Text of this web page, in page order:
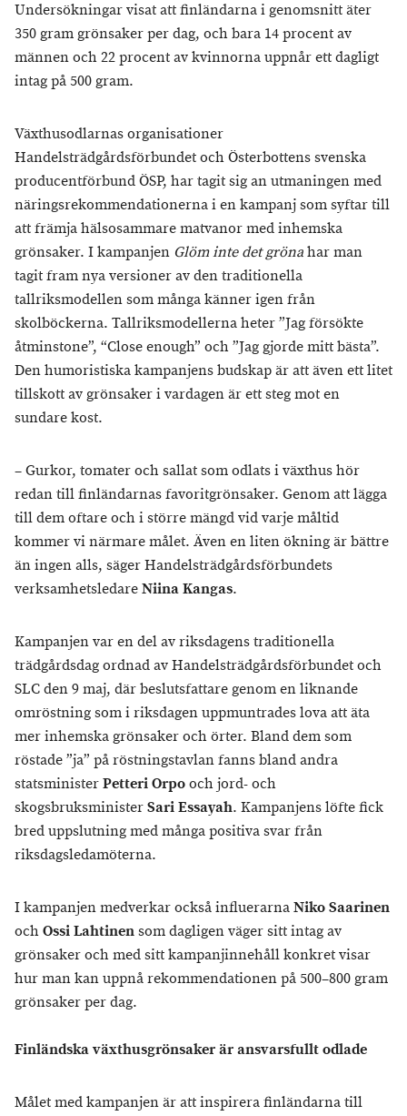
Undersökningar visat att finländarna i genomsnitt äter
350 gram grönsaker per dag, och bara 14 procent av
männen och 22 procent av kvinnorna uppnår ett dagligt
intag på 500 gram.
Växthusodlarnas organisationer
Handelsträdgårdsförbundet och Österbottens svenska
producentförbund ÖSP, har tagit sig an utmaningen med
näringsrekommendationerna i en kampanj som syftar till
att främja hälsosammare matvanor med inhemska
grönsaker. I kampanjen Glöm inte det grönahar man
tagit fram nya versioner av den traditionella
tallriksmodellen som många känner igen från
skolböckerna. Tallriksmodellerna heter ”Jag försökte
åtminstone”, “Close enough” och ”Jag gjorde mitt bästa”.
Den humoristiska kampanjens budskap är att även ett litet
tillskott av grönsaker i vardagen är ett steg mot en
sundare kost.
– Gurkor, tomater och sallat som odlats i växthus hör
redan till finländarnas favoritgrönsaker. Genom att lägga
till dem oftare och i större mängd vid varje måltid
kommer vi närmare målet. Även en liten ökning är bättre
än ingen alls, säger Handelsträdgårdsförbundets
verksamhetsledareNiina Kangas.
Kampanjen var en del av riksdagens traditionella
trädgårdsdag ordnad av Handelsträdgårdsförbundet och
SLC den 9 maj, där beslutsfattare genom en liknande
omröstning som i riksdagen uppmuntrades lova att äta
mer inhemska grönsaker och örter. Bland dem som
röstade ”ja” på röstningstavlan fanns bland andra
statsministerPetteri Orpooch jord- och
skogsbruksministerSari Essayah. Kampanjens löfte fick
bred uppslutning med många positiva svar från
riksdagsledamöterna.
I kampanjen medverkar också influerarnaNiko Saarinen
ochOssi Lahtinensom dagligen väger sitt intag av
grönsaker och med sitt kampanjinnehåll konkret visar
hur man kan uppnå rekommendationen på 500–800 gram
grönsaker per dag.
Finländska växthusgrönsaker är ansvarsfullt odlade
Målet med kampanjen är att inspirera finländarna till